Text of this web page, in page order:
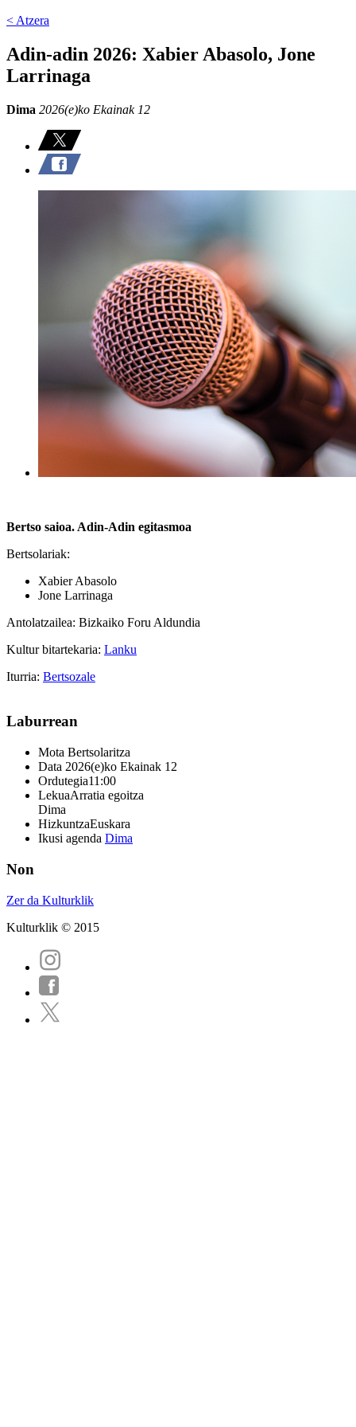
< Atzera
Adin-adin 2026: Xabier Abasolo, Jone
Larrinaga
Dima 2026(e)ko Ekainak 12
Bertso saioa. Adin-Adin egitasmoa
Bertsolariak:
Xabier Abasolo
Jone Larrinaga
Antolatzailea: Bizkaiko Foru Aldundia
Kultur bitartekaria: Lanku
Iturria: Bertsozale
Laburrean
Mota Bertsolaritza
Data 2026(e)ko Ekainak 12
Ordutegia11:00
LekuaArratia egoitza
Dima
HizkuntzaEuskara
Ikusi agenda Dima
Non
Zer da Kulturklik
Kulturklik © 2015